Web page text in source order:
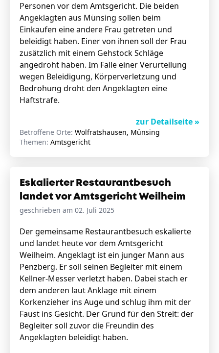
Personen vor dem Amtsgericht. Die beiden
Angeklagten aus Münsing sollen beim
Einkaufen eine andere Frau getreten und
beleidigt haben. Einer von ihnen soll der Frau
zusätzlich mit einem Gehstock Schläge
angedroht haben. Im Falle einer Verurteilung
wegen Beleidigung, Körperverletzung und
Bedrohung droht den Angeklagten eine
Haftstrafe.
zur Detailseite »
Betroffene Orte: Wolfratshausen, Münsing
Themen: Amtsgericht
Eskalierter Restaurantbesuch
landet vor Amtsgericht Weilheim
geschrieben am 02. Juli 2025
Der gemeinsame Restaurantbesuch eskalierte
und landet heute vor dem Amtsgericht
Weilheim. Angeklagt ist ein junger Mann aus
Penzberg. Er soll seinen Begleiter mit einem
Kellner-Messer verletzt haben. Dabei stach er
dem anderen laut Anklage mit einem
Korkenzieher ins Auge und schlug ihm mit der
Faust ins Gesicht. Der Grund für den Streit: der
Begleiter soll zuvor die Freundin des
Angeklagten beleidigt haben.